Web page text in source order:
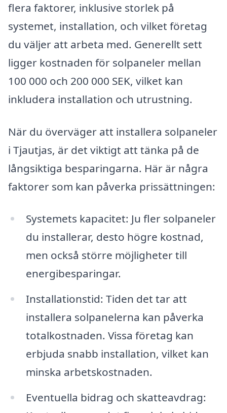
flera faktorer, inklusive storlek på
systemet, installation, och vilket företag
du väljer att arbeta med. Generellt sett
ligger kostnaden för solpaneler mellan
100 000 och 200 000 SEK, vilket kan
inkludera installation och utrustning.
När du överväger att installera solpaneler
i Tjautjas, är det viktigt att tänka på de
långsiktiga besparingarna. Här är några
faktorer som kan påverka prissättningen:
Systemets kapacitet: Ju fler solpaneler
du installerar, desto högre kostnad,
men också större möjligheter till
energibesparingar.
Installationstid: Tiden det tar att
installera solpanelerna kan påverka
totalkostnaden. Vissa företag kan
erbjuda snabb installation, vilket kan
minska arbetskostnaden.
Eventuella bidrag och skatteavdrag: